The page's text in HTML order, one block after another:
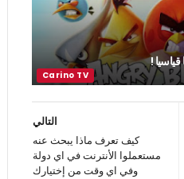
التالي
كيف تعرف ماذا يبحث عنه
مستعملوا الأنترنت في اي دولة
وفي اي وقت من إختيارك